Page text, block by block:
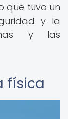
que tuvo un
y la
y las
física